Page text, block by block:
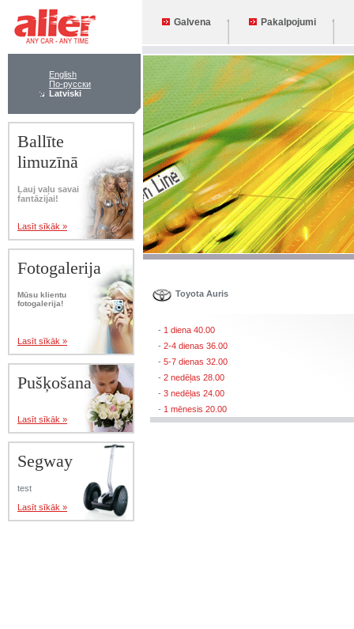
English
По-русски
Latviski
Ballīte
limuzīnā
Ļauj vaļu savai
fantāzijai!
Lasīt sīkāk »
Fotogalerija
Mūsu klientu
fotogalerija!
Lasīt sīkāk »
Pušķošana
Lasīt sīkāk »
Segway
test
Lasīt sīkāk »
Galvena Pakalpojumi
Toyota Auris
- 1 diena 40.00
- 2-4 dienas 36.00
- 5-7 dienas 32.00
- 2 nedēļas 28.00
- 3 nedēļas 24.00
- 1 mēnesis 20.00